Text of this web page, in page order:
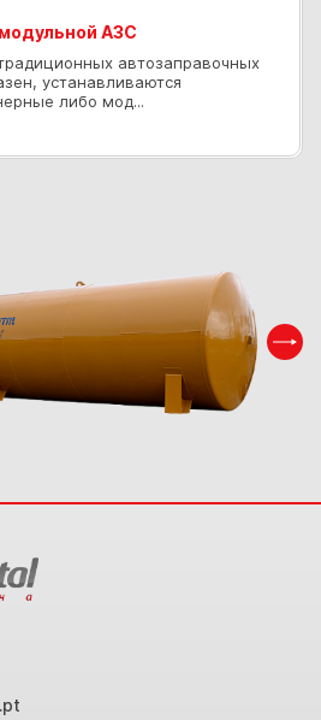
АЗС
автозаправочных
устанавливаются
либо мод...